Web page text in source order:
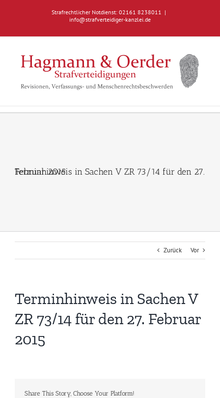
Strafrechtlicher Notdienst: 02161 8238011 |
info@strafverteidiger-kanzlei.de
Terminhinweis in Sachen V ZR 73/14 für den 27. Februar 2015
Zurück Vor
Terminhinweis in Sachen V
ZR 73/14 für den 27. Februar
2015
Share This Story, Choose Your Platform!